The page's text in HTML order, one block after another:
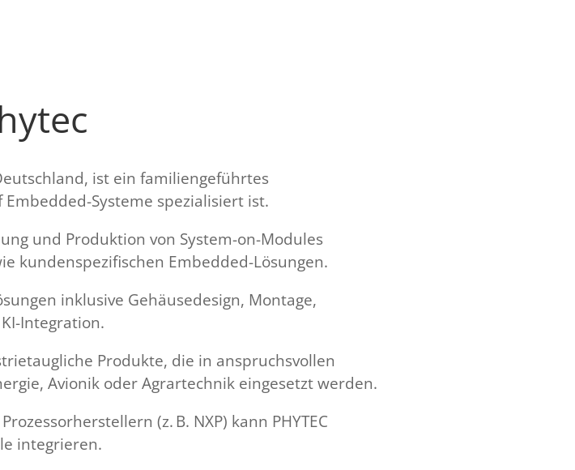
ist ein familiengeführtes
Systeme spezialisiert ist.
und Produktion von System-on-Modules
kundenspezifischen Embedded-Lösungen.
inklusive Gehäusedesign, Montage,
Integration.
Produkte, die in anspruchsvollen
Avionik oder Agrartechnik eingesetzt werden.
(z. B. NXP) kann PHYTEC
integrieren.